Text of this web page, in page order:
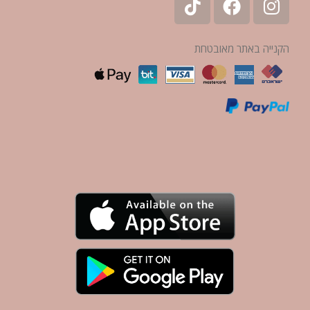
הקנייה באתר מאובטחת